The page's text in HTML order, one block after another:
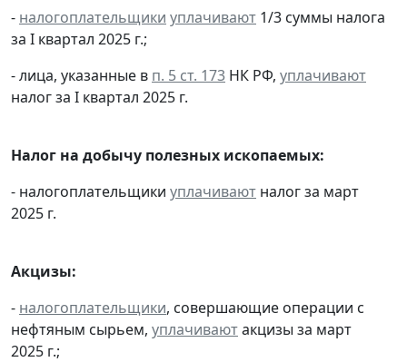
- налогоплательщики уплачивают 1/3 суммы налога
за I квартал 2025 г.;
- лица, указанные в п. 5 ст. 173 НК РФ, уплачивают
налог за I квартал 2025 г.
Налог на добычу полезных ископаемых:
- налогоплательщики уплачивают налог за март
2025 г.
Акцизы:
- налогоплательщики, совершающие операции с
нефтяным сырьем, уплачиваютакцизы за март
2025 г.;